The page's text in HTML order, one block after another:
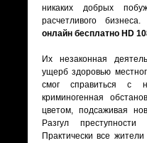
никаких добрых
расчетливого бизнеса.
онлайн бесплатно HD
Их незаконная
ущерб здоровью
смог справиться с
криминогенная
цветом, подсаживая
Разгул
Практически все